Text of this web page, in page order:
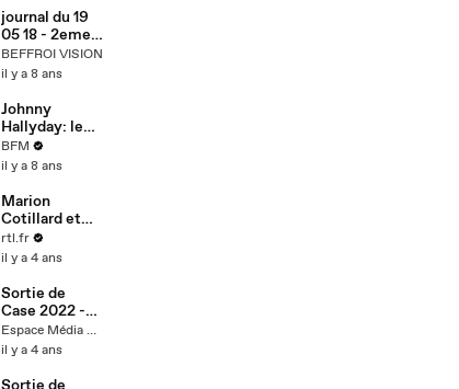
journal du 19
05 18 - 2eme
partie
BEFFROI VISION
il y a 8 ans
Johnny
Hallyday: le
dernier album
était-il
sa mort ?
BFM
il y a 8 ans
Marion
Cotillard et
Slimane dans
Laissez-vous
matin
rtl.fr
il y a 4 ans
Sortie de
Case 2022 -
Partie 2
Espace Média Grand Narbonne
il y a 4 ans